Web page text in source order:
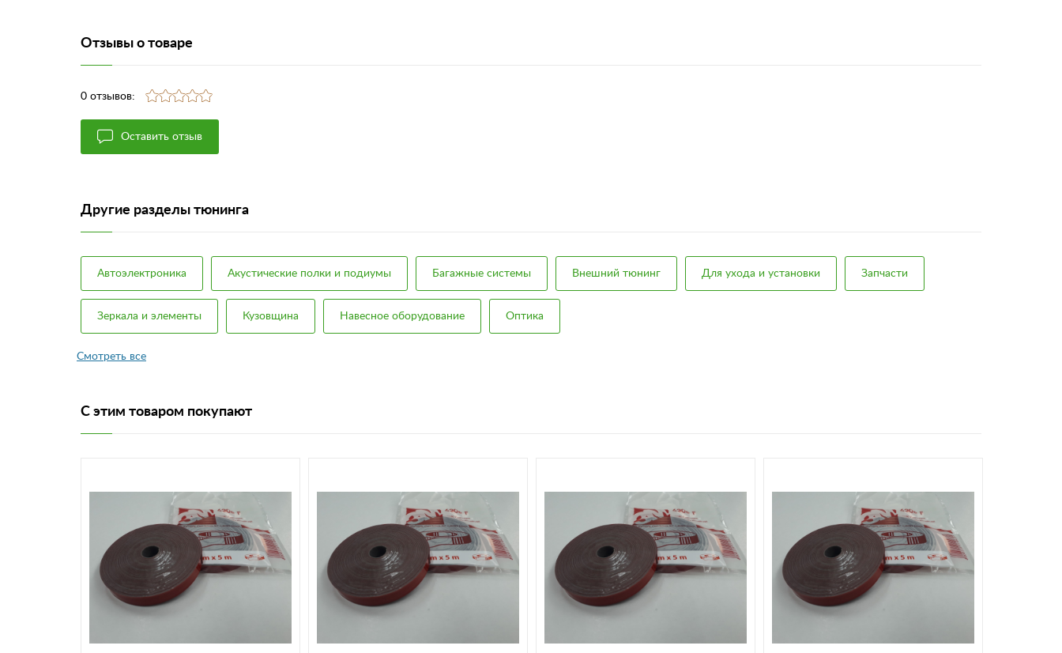
Отзывы о товаре
0 отзывов:
Оставить отзыв
Другие разделы тюнинга
Автоэлектроника Акустические полки и подиумы Багажные системы Внешний тюнинг Для ухода и установки Запчасти
Зеркала и элементы Кузовщина Навесное оборудование Оптика
С этим товаром покупают